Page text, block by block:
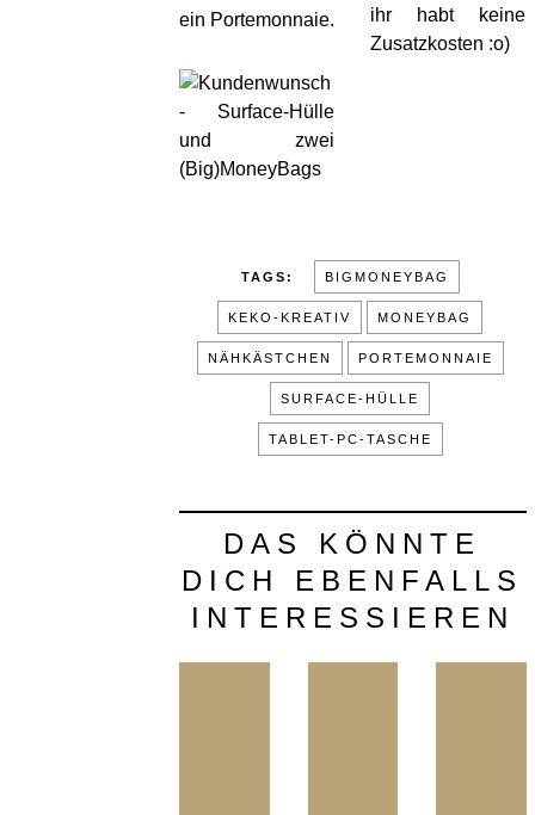
ein Portemonnaie.
ihr habt keine
Zusatzkosten :o)
TAGS: BIGMONEYBAG
KEKO-KREATIV MONEYBAG
NÄHKÄSTCHEN PORTEMONNAIE
SURFACE-HÜLLE
TABLET-PC-TASCHE
DAS KÖNNTE
DICH EBENFALLS
INTERESSIEREN